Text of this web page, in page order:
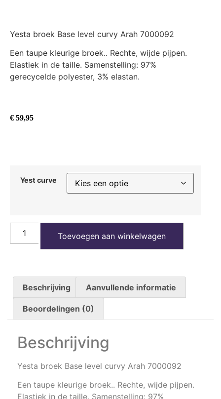
Yesta broek Base level curvy Arah 7000092
Een taupe kleurige broek.. Rechte, wijde pijpen.
Elastiek in de taille. Samenstelling: 97%
gerecycelde polyester, 3% elastan.
€ 59,95
Yest curve
Toevoegen aan winkelwagen
Beschrijving Aanvullende informatie
Beoordelingen (0)
Beschrijving
Yesta broek Base level curvy Arah 7000092
Een taupe kleurige broek.. Rechte, wijde pijpen.
Elastiek in de taille. Samenstelling: 97%